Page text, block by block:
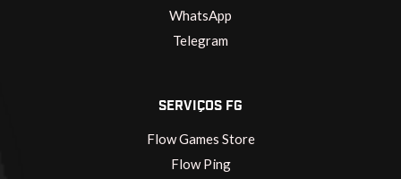
WhatsApp
Telegram
SERVIÇOS FG
Flow Games Store
Flow Ping